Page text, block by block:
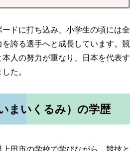
ドに打ち込み、小学生の頃には全
誇る選手へと成長しています。競
人の努力が重なり、日本を代表す
た。
まいくるみ）の学歴